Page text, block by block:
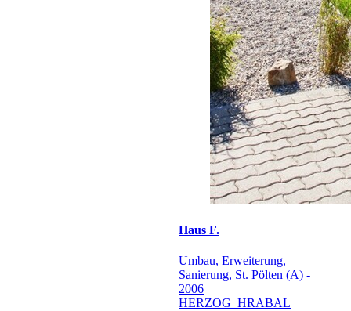
Haus F.
Umbau, Erweiterung,
Sanierung, St. Pölten (A) -
2006
HERZOG_HRABAL